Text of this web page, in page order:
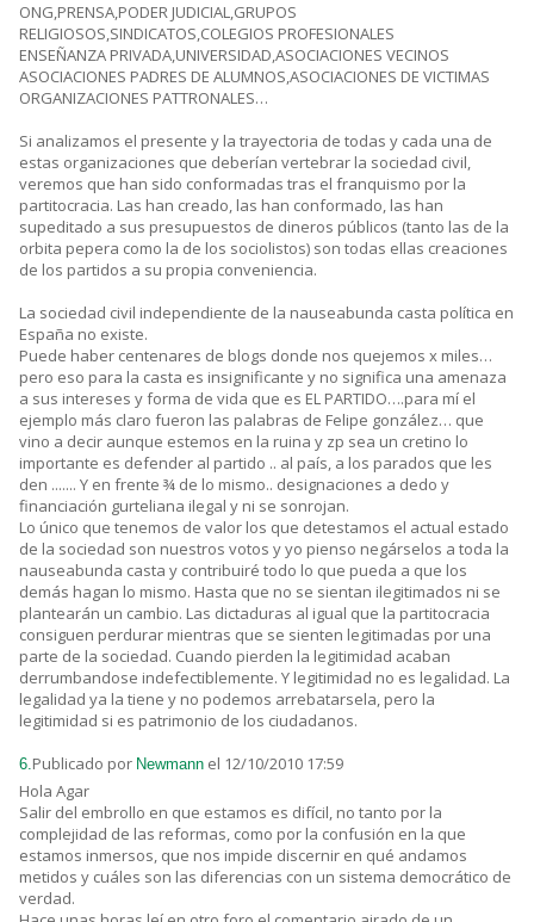
ONG,PRENSA,PODER JUDICIAL,GRUPOS
RELIGIOSOS,SINDICATOS,COLEGIOS PROFESIONALES
ENSEÑANZA PRIVADA,UNIVERSIDAD,ASOCIACIONES VECINOS
ASOCIACIONES PADRES DE ALUMNOS,ASOCIACIONES DE VICTIMAS
ORGANIZACIONES PATTRONALES…
Si analizamos el presente y la trayectoria de todas y cada una de
estas organizaciones que deberían vertebrar la sociedad civil,
veremos que han sido conformadas tras el franquismo por la
partitocracia. Las han creado, las han conformado, las han
supeditado a sus presupuestos de dineros públicos (tanto las de la
orbita pepera como la de los sociolistos) son todas ellas creaciones
de los partidos a su propia conveniencia.
La sociedad civil independiente de la nauseabunda casta política en
España no existe.
Puede haber centenares de blogs donde nos quejemos x miles…
pero eso para la casta es insignificante y no significa una amenaza
a sus intereses y forma de vida que es EL PARTIDO….para mí el
ejemplo más claro fueron las palabras de Felipe gonzález… que
vino a decir aunque estemos en la ruina y zp sea un cretino lo
importante es defender al partido .. al país, a los parados que les
den ....... Y en frente ¾ de lo mismo.. designaciones a dedo y
financiación gurteliana ilegal y ni se sonrojan.
Lo único que tenemos de valor los que detestamos el actual estado
de la sociedad son nuestros votos y yo pienso negárselos a toda la
nauseabunda casta y contribuiré todo lo que pueda a que los
demás hagan lo mismo. Hasta que no se sientan ilegitimados ni se
plantearán un cambio. Las dictaduras al igual que la partitocracia
consiguen perdurar mientras que se sienten legitimadas por una
parte de la sociedad. Cuando pierden la legitimidad acaban
derrumbandose indefectiblemente. Y legitimidad no es legalidad. La
legalidad ya la tiene y no podemos arrebatarsela, pero la
legitimidad si es patrimonio de los ciudadanos.
6.Publicado por Newmann el 12/10/2010 17:59
Hola Agar
Salir del embrollo en que estamos es difícil, no tanto por la
complejidad de las reformas, como por la confusión en la que
estamos inmersos, que nos impide discernir en qué andamos
metidos y cuáles son las diferencias con un sistema democrático de
verdad.